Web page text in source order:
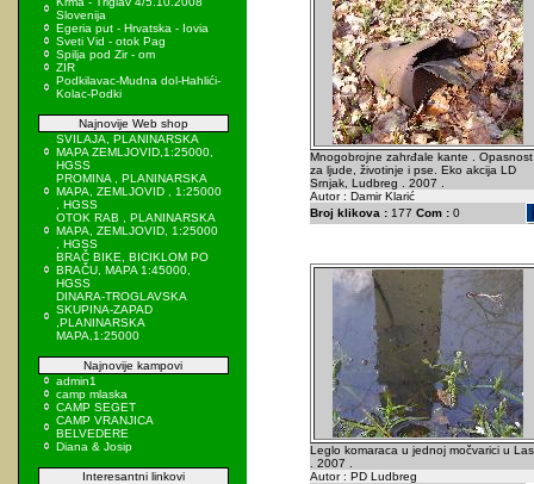
Slovenija
Egeria put - Hrvatska - Iovia
Sveti Vid - otok Pag
Spilja pod Zir - om
ZIR
Podkilavac-Mudna dol-Hahlići-
Kolac-Podki
Najnovije Web shop
SVILAJA, PLANINARSKA
MAPA ZEMLJOVID,1:25000,
HGSS
PROMINA , PLANINARSKA
MAPA, ZEMLJOVID , 1:25000
, HGSS
OTOK RAB , PLANINARSKA
MAPA, ZEMLJOVID, 1:25000
, HGSS
BRAČ BIKE, BICIKLOM PO
BRAČU, MAPA 1:45000,
HGSS
DINARA-TROGLAVSKA
SKUPINA-ZAPAD
,PLANINARSKA
MAPA,1:25000
Najnovije kampovi
admin1
camp mlaska
CAMP SEGET
CAMP VRANJICA
BELVEDERE
Diana & Josip
Interesantni linkovi
Mnogobrojne zahrđale kante . Opasnost
za ljude, životinje i pse. Eko akcija LD
Srnjak, Ludbreg . 2007 .
Autor : Damir Klarić
Broj klikova :177 Com :0
Leglo komaraca u jednoj močvarici u
. 2007 .
Autor : PD Ludbreg